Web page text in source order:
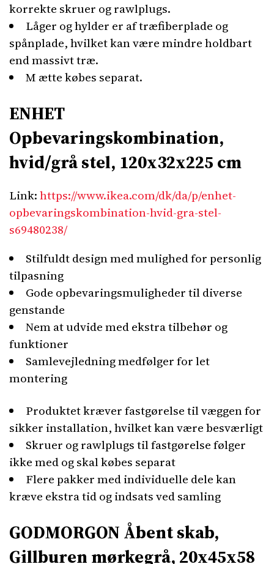
korrekte skruer og rawlplugs.
Låger og hylder er af træfiberplade og
spånplade, hvilket kan være mindre holdbart
end massivt træ.
M ætte købes separat.
ENHET
Opbevaringskombination,
hvid/grå stel, 120x32x225 cm
Link:https://www.ikea.com/dk/da/p/enhet-
opbevaringskombination-hvid-gra-stel-
s69480238/
Stilfuldt design med mulighed for personlig
tilpasning
Gode opbevaringsmuligheder til diverse
genstande
Nem at udvide med ekstra tilbehør og
funktioner
Samlevejledning medfølger for let
montering
Produktet kræver fastgørelse til væggen for
sikker installation, hvilket kan være besværligt
Skruer og rawlplugs til fastgørelse følger
ikke med og skal købes separat
Flere pakker med individuelle dele kan
kræve ekstra tid og indsats ved samling
GODMORGON Åbent skab,
Gillburen mørkegrå, 20x45x58